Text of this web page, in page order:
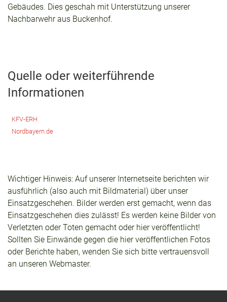
Gebäudes. Dies geschah mit Unterstützung unserer
Nachbarwehr aus Buckenhof.
Quelle oder weiterführende
Informationen
KFV-ERH
Nordbayern.de
Wichtiger Hinweis: Auf unserer Internetseite berichten wir
ausführlich (also auch mit Bildmaterial) über unser
Einsatzgeschehen. Bilder werden erst gemacht, wenn das
Einsatzgeschehen dies zulässt! Es werden keine Bilder von
Verletzten oder Toten gemacht oder hier veröffentlicht!
Sollten Sie Einwände gegen die hier veröffentlichen Fotos
oder Berichte haben, wenden Sie sich bitte vertrauensvoll
an unseren Webmaster.